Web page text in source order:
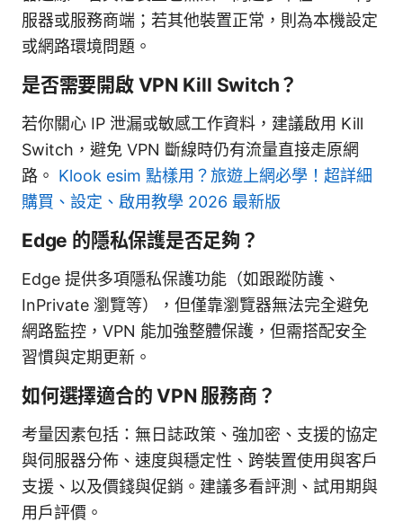
服器或服務商端；若其他裝置正常，則為本機設定
或網路環境問題。
是否需要開啟 VPN Kill Switch？
若你關心 IP 泄漏或敏感工作資料，建議啟用 Kill
Switch，避免 VPN 斷線時仍有流量直接走原網
路。 Klook esim 點樣用？旅遊上網必學！超詳細
購買、設定、啟用教學 2026 最新版
Edge 的隱私保護是否足夠？
Edge 提供多項隱私保護功能（如跟蹤防護、
InPrivate 瀏覽等），但僅靠瀏覽器無法完全避免
網路監控，VPN 能加強整體保護，但需搭配安全
習慣與定期更新。
如何選擇適合的 VPN 服務商？
考量因素包括：無日誌政策、強加密、支援的協定
與伺服器分佈、速度與穩定性、跨裝置使用與客戶
支援、以及價錢與促銷。建議多看評測、試用期與
用戶評價。